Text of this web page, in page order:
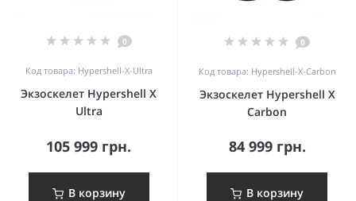
0
Код товара: Hypershell-X-Ultra
Экзоскелет Hypershell X
Ultra
105 999 грн.
В корзину
0
Код товара: Hypershell-X-Carbon
Экзоскелет Hypershell X
Carbon
84 999 грн.
В корзину